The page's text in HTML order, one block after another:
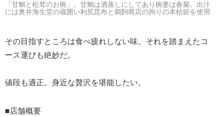
「甘鯛と松茸のお椀」。甘鯛は酒蒸しにしてあり椀妻は春菊。出汁
には奥井海生堂の蔵囲い利尻昆布と鵜飼商店の拘りの本枯節を使用
その目指すところは食べ疲れしない味。それを踏まえたコ
ース運びも絶妙だ。
値段も適正。身近な贅沢を堪能したい。
■店舗概要